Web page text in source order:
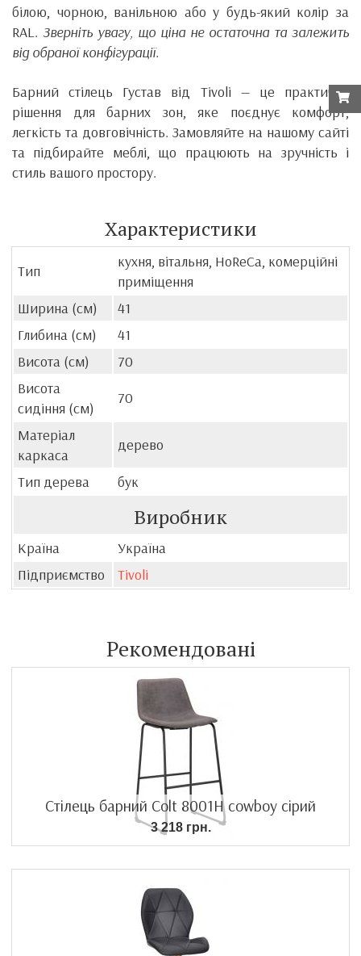
білою, чорною, ванільною або у будь-який колір за
RAL. Зверніть увагу, що ціна не остаточна та залежить
від обраної конфігурації.
Барний стілець Густав від Tivoli — це практичне
рішення для барних зон, яке поєднує комфорт,
легкість та довговічність. Замовляйте на нашому сайті
та підбирайте меблі, що працюють на зручність і
стиль вашого простору.
Характеристики
Тип
кухня, вітальня, HoReCa, комерційні
приміщення
Ширина (см)
41
Глибина (см)
41
Висота (см)
70
Висота
сидіння (см)
70
Матеріал
каркаса
дерево
Тип дерева
бук
Виробник
Країна
Україна
Підприємство
Tivoli
Рекомендовані
Стілець барний Colt 8001H cowboy сірий
3 218 грн.